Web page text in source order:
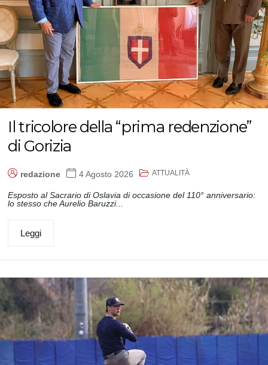
Il tricolore della “prima redenzione”
di Gorizia
redazione 4 Agosto 2026 ATTUALITÀ
Esposto al Sacrario di Oslavia di occasione del 110° anniversario:
lo stesso che Aurelio Baruzzi...
Leggi